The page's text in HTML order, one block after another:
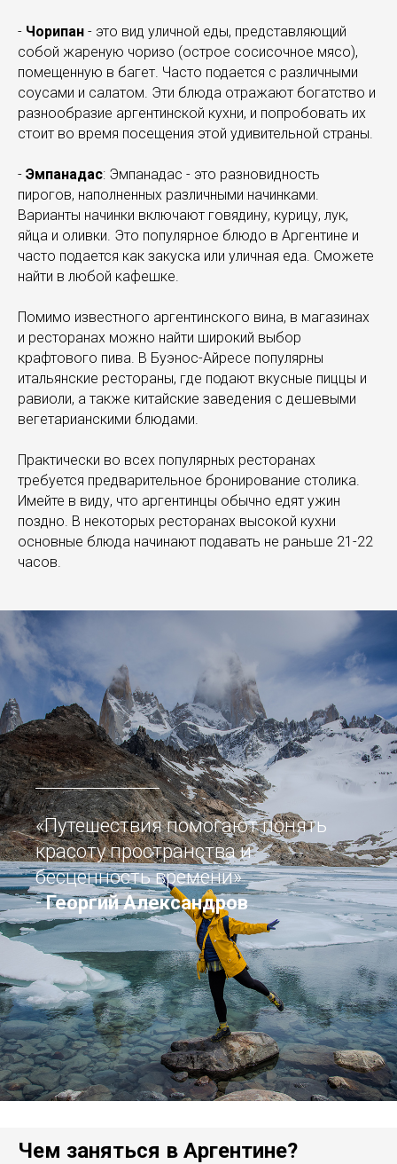
- Чорипан - это вид уличной еды, представляющий
собой жареную чоризо (острое сосисочное мясо),
помещенную в багет. Часто подается с различными
соусами и салатом. Эти блюда отражают богатство и
разнообразие аргентинской кухни, и попробовать их
стоит во время посещения этой удивительной страны.
- Эмпанадас: Эмпанадас - это разновидность
пирогов, наполненных различными начинками.
Варианты начинки включают говядину, курицу, лук,
яйца и оливки. Это популярное блюдо в Аргентине и
часто подается как закуска или уличная еда. Сможете
найти в любой кафешке.
Помимо известного аргентинского вина, в магазинах
и ресторанах можно найти широкий выбор
крафтового пива. В Буэнос-Айресе популярны
итальянские рестораны, где подают вкусные пиццы и
равиоли, а также китайские заведения с дешевыми
вегетарианскими блюдами.
Практически во всех популярных ресторанах
требуется предварительное бронирование столика.
Имейте в виду, что аргентинцы обычно едят ужин
поздно. В некоторых ресторанах высокой кухни
основные блюда начинают подавать не раньше 21-22
часов.
«Путешествия помогают понять
красоту пространства и
бесценность времени»
-Георгий Александров
Чем заняться в Аргентине?